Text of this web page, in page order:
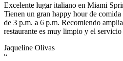
Excelente lugar italiano en Miami
Tienen un gran happy hour de
de 3 p.m. a 6 p.m. Recomiendo
restaurante es muy limpio y el servicio
Jaqueline Olivas
“